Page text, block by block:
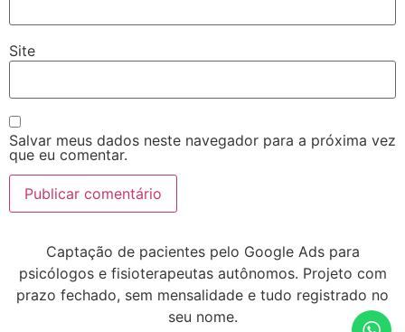
Site
Salvar meus dados neste navegador para a próxima vez
que eu comentar.
Captação de pacientes pelo Google Ads para
psicólogos e fisioterapeutas autônomos. Projeto com
prazo fechado, sem mensalidade e tudo registrado no
seu nome.